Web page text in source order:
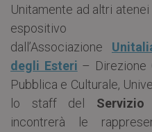
Unitamente ad altri
espositivo
dall’Associazione
degli Esteri – Direzione
Pubblica e Culturale,
lo staff del Servizio
incontrerà le